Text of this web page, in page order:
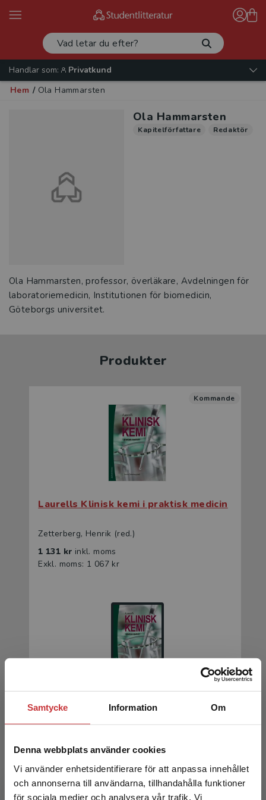
Samtycke Information Om
Denna webbplats använder cookies
Vi använder enhetsidentifierare för att anpassa innehållet
och annonserna till användarna, tillhandahålla funktioner
för sociala medier och analysera vår trafik. Vi
Handlar som:
Privatkund
Hem / Ola Hammarsten
Ola Hammarsten
Kapitelförfattare Redaktör
Ola Hammarsten, professor, överläkare, Avdelningen för
laboratoriemedicin, Institutionen för biomedicin,
Göteborgs universitet.
Produkter
Laurells Klinisk kemi i praktisk medicin
Zetterberg, Henrik (red.)
1 131 kr inkl. moms
Exkl. moms: 1 067 kr
Kommande
Laurells Klinisk kemi i praktisk medicin
720 krinkl. moms